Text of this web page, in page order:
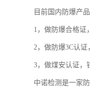
目前国内防爆产
1，做防爆合格证
2，做防爆3C认证
3，做煤安认证，
中诺检测是一家